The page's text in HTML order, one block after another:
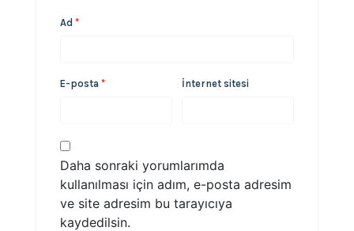
Ad *
E-posta * İnternet sitesi
Daha sonraki yorumlarımda
kullanılması için adım, e-posta adresim
ve site adresim bu tarayıcıya
kaydedilsin.